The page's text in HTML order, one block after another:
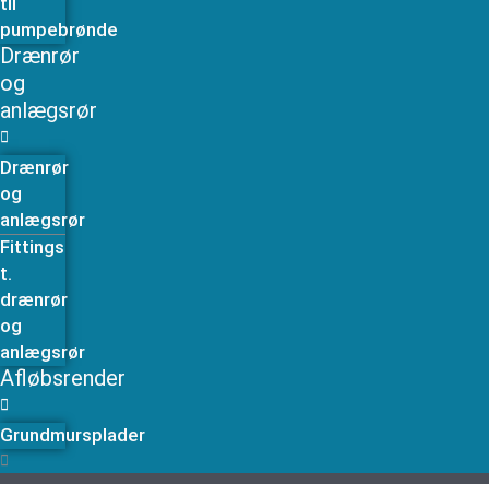
pumpebrønde
Drænrør
og
anlægsrør
Drænrør
og
anlægsrør
Fittings
t.
drænrør
og
anlægsrør
Afløbsrender
Grundmursplader